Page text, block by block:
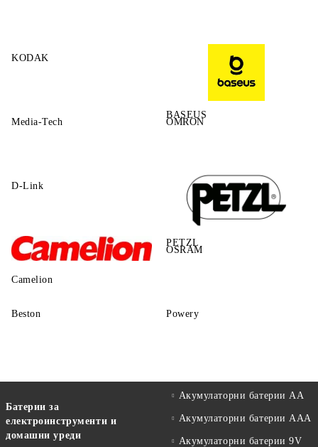
KODAK
BASEUS
Media-Tech OMRON
D-Link
PETZL
Camelion
OSRAM
Beston Powery
Батерии за
електроинструменти и
домашни уреди
Акумулаторни батерии АА
Акумулаторни батерии AAA
Акумулаторни батерии 9V